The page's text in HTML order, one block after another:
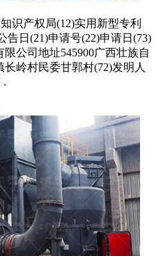
识产权局(12)实用新型专利
告日(21)申请号(22)申请日(73)
公司地址545900广西壮族自
岭村民委甘郭村(72)发明人
.